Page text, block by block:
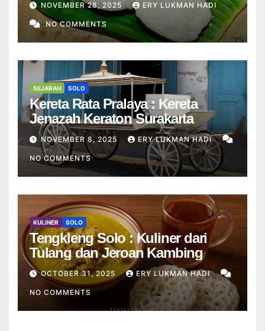
NOVEMBER 28, 2025 ERY LUKMAN HADI
NO COMMENTS
SEJARAH SOLO
Kereta Rata Pralaya : Kereta
Jenazah Keraton Surakarta
NOVEMBER 8, 2025 ERY LUKMAN HADI
NO COMMENTS
KULINER SOLO
Tengkleng Solo : Kuliner dari
Tulang dan Jeroan Kambing
OCTOBER 31, 2025 ERY LUKMAN HADI
NO COMMENTS